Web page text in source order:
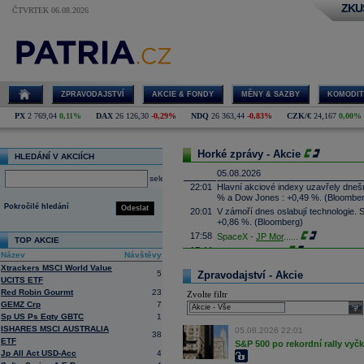
ČTVRTEK 06.08.2026
ZPRAVODAJSTVÍ AKCIE & FONDY MĚNY & SAZBY
PX 2 769,04 0,11% DAX 26 126,30 -0,29% NDQ 26 363,44 -0,83% CZK/€ 24,167 0,00%
HLEDÁNÍ V AKCIÍCH
select
Odeslat
Pokročilé hledání
TOP AKCIE
Název
Návštěvy
Xtrackers MSCI World Value
UCITS ETF
5
Red Robin Gourmt
23
GEMZ Crp
7
Sp US Ps Eqty GBTC
1
ISHARES MSCI AUSTRALIA
ETF
38
Jp All Act USD-Acc
4
Horké zprávy - Akcie
05.08.2026
22:01
Hlavní akciové indexy uzavřely
% a Dow Jones : +0,49 %.
20:01
V zámoří dnes oslabují technologie.
+0,86 %. (Bloomberg)
17:58 SpaceX - JP Mor......
17:44 Palantir Techno...
17:16 Booking.com - T...
17:08 CSG získala podíl v kanadské
systémy, technologie protivzdušné
výši podílu ale nesdělila. Cílem
prosadit je zejména na trzích
16:45
Arista Networks...
16:27
AMD-
Zpravodajství - Akcie
Zvolte filtr
05.08.2026 22:01
S&P 500 po rekordní rally